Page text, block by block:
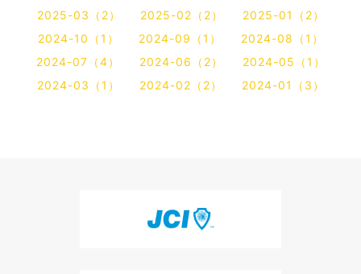
2025-03（2）
2025-02（2）
2025-01（2）
2024-10（1）
2024-09（1）
2024-08（1）
2024-07（4）
2024-06（2）
2024-05（1）
2024-03（1）
2024-02（2） 2024-01（3）